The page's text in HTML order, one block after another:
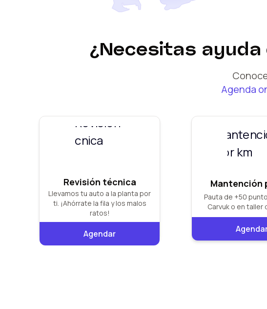
¿Necesitas ayuda
Agenda
Revisión técnica
Llevamos tu auto a la planta por
ti. ¡Ahórrate la fila y los malos
ratos!
Agendar
Mantención
Pauta de +50
Carvuk o en taller